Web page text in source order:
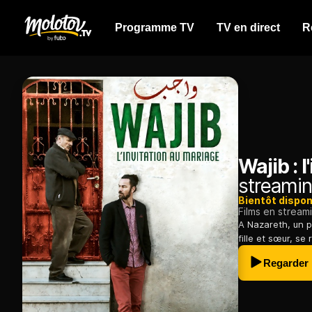
Programme TV TV en direct
Wajib :
Bientôt
Films en
A Nazareth, un
fille et sœur, se
Regarder